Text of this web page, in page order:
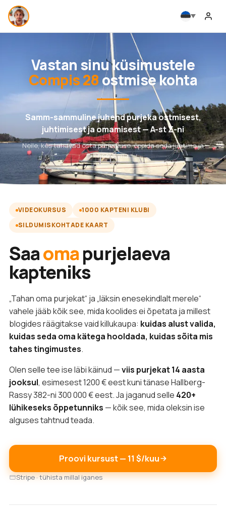
Vastan sinu küsimustele
Compis 28 ostmise kohta
Samm-sammuline juhend purjeka ostmisest,
juhtimisest ja omamisest — A-st Z-ni
Neile, kes tahavad osta purjealuse, õppida seda juhtima ja
hooldama
VIDEOKURSUS
1000 KAPTENI KLUBI
SILDUMISKOHTADE KAART
Saaomapurjelaeva
kapteniks
„Tahan oma purjekat“ ja „läksin enesekindlalt merele“
vahele jääb kõik see, mida koolides ei õpetata ja millest
blogides räägitakse vaid killukaupa: kuidas alust valida,
kuidas seda oma kätega hooldada, kuidas sõita mis
tahes tingimustes.
Olen selle tee ise läbi käinud —viis purjekat 14 aasta
jooksul, esimesest 1200 € eest kuni tänase Hallberg-
Rassy 382-ni 300 000 € eest. Ja jaganud selle 420+
lühikeseks õppetunniks — kõik see, mida oleksin ise
alguses tahtnud teada.
Proovi kursust — 11 $/kuu
Stripe · tühista millal iganes